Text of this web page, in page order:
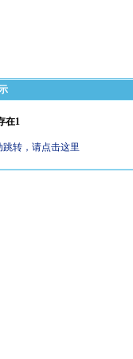
在1
转，请点击这里